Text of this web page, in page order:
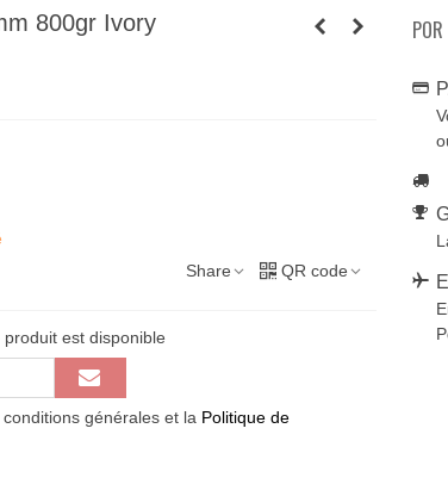
800gr Ivory
Share
QR code
est disponible
conditions générales et la Politique de